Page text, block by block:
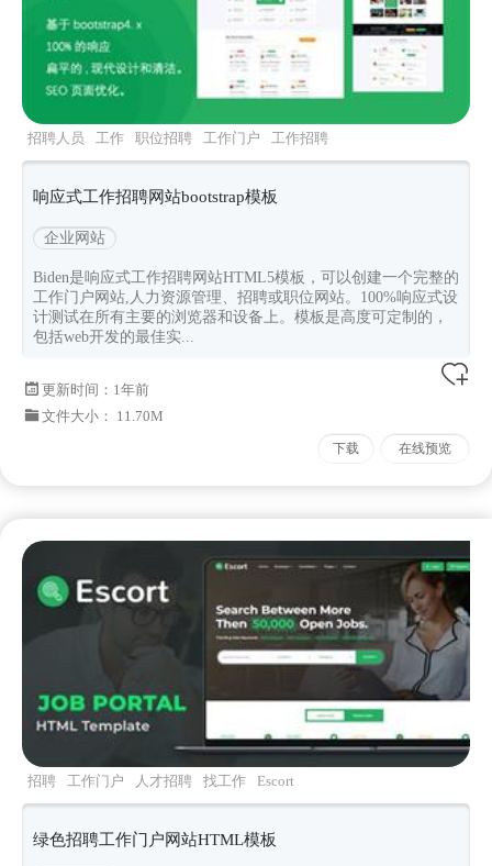
招聘人员 工作 职位招聘 工作门户 工作招聘
响应式工作招聘网站bootstrap模板
企业网站
Biden是响应式工作招聘网站HTML5模板，可以创建一个完整的
工作门户网站,人力资源管理、招聘或职位网站。100%响应式设
计测试在所有主要的浏览器和设备上。模板是高度可定制的，
包括web开发的最佳实...
更新时间： 1年前
文件大小： 11.70M
下载 在线预览
招聘 工作门户 人才招聘 找工作 Escort
绿色招聘工作门户网站HTML模板